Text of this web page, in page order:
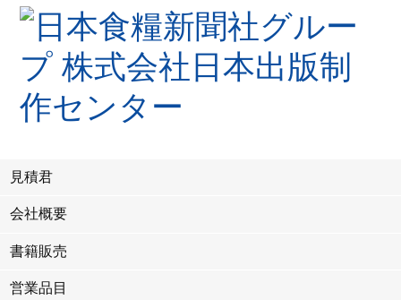
見積君
会社概要
書籍販売
営業品目